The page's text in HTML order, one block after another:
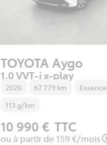
TOYOTA Aygo
1.0 VVT-i x-play
2020 67 779 km
Essence
113 g/km
10 990 € TTC
ou à partir de 159 €/mois